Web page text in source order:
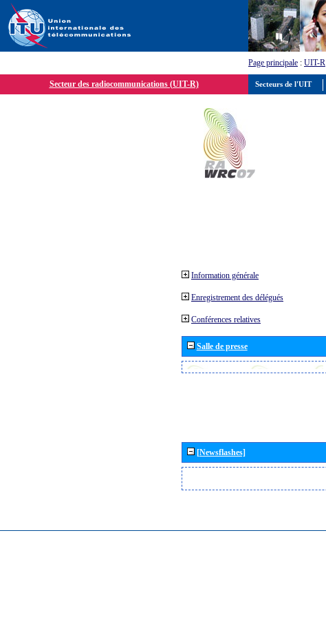
Page principale : UIT-R
Secteur des radiocommunications (UIT-R)
Information générale
Enregistrement des délégués
Conférences relatives
Salle de presse
[Newsflashes]
Secteurs de l'UIT